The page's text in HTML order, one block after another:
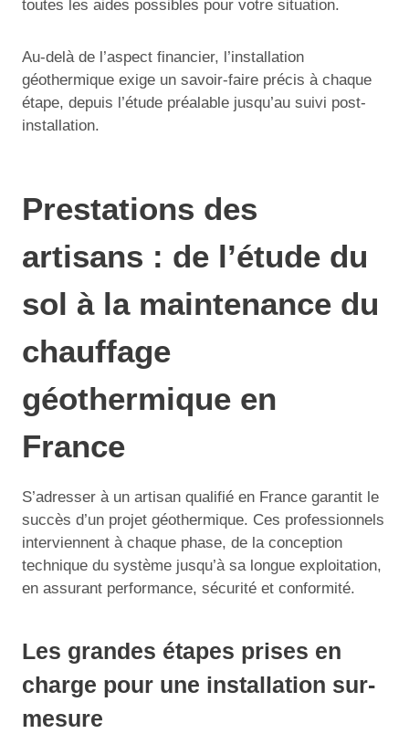
toutes les aides possibles pour votre situation.
Au-delà de l’aspect financier, l’installation
géothermique exige un savoir-faire précis à chaque
étape, depuis l’étude préalable jusqu’au suivi post-
installation.
Prestations des
artisans : de l’étude du
sol à la maintenance du
chauffage
géothermique en
France
S’adresser à un artisan qualifié en France garantit le
succès d’un projet géothermique. Ces professionnels
interviennent à chaque phase, de la conception
technique du système jusqu’à sa longue exploitation,
en assurant performance, sécurité et conformité.
Les grandes étapes prises en
charge pour une installation sur-
mesure